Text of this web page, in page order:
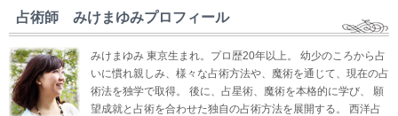
占術師 みけまゆみプロフィール
みけまゆみ 東京生まれ。プロ歴20年以上。 幼少のころから占
いに慣れ親しみ、様々な占術方法や、魔術を通じて、現在の占
術法を独学で取得。 後に、占星術、魔術を本格的に学び、 願
望成就と占術を合わせた独自の占術方法を展開する。 西洋占